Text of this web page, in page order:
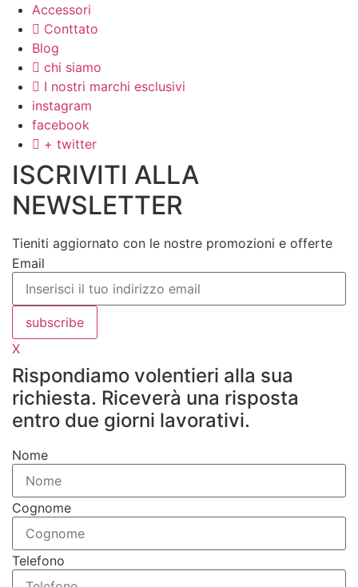
Accessori
Conttato
Blog
chi siamo
I nostri marchi esclusivi
instagram
facebook
+ twitter
ISCRIVITI ALLA
NEWSLETTER
Tieniti aggiornato con le nostre promozioni e offerte
Email
subscribe
X
Rispondiamo volentieri alla sua
richiesta. Riceverà una risposta
entro due giorni lavorativi.
Nome
Cognome
Telefono